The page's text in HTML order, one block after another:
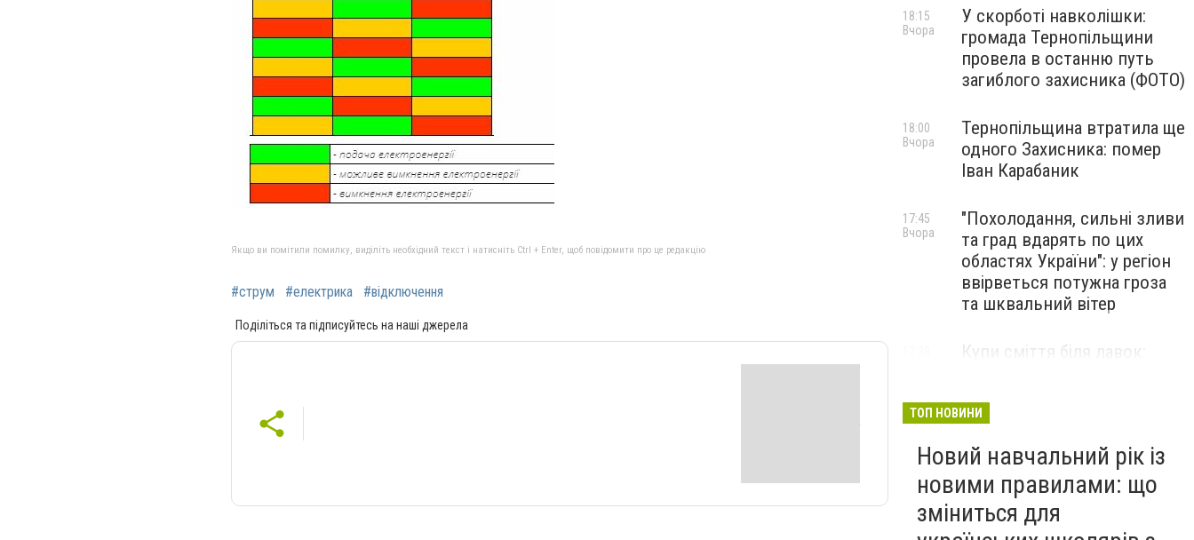
Якщо ви помітили помилку, виділіть необхідний текст і натисніть Ctrl + Enter, щоб повідомити про це редакцію
#струм #електрика #відключення
Поділіться та підписуйтесь на наші джерела
У скорботі навколішки:
громада Тернопільщини
провела в останню путь
загиблого захисника (ФОТО)
18:15
Вчора
Тернопільщина втратила ще
одного Захисника: помер
Іван Карабаник
18:00
Вчора
"Похолодання, сильні зливи
та град вдарять по цих
областях України": у регіон
ввірветься потужна гроза
та шквальний вітер
17:45
Вчора
Купи сміття біля лавок:
побаченого у парку (ВІДЕО)
ТОП НОВИНИ
Новий навчальний рік із
новими правилами: що
зміниться для